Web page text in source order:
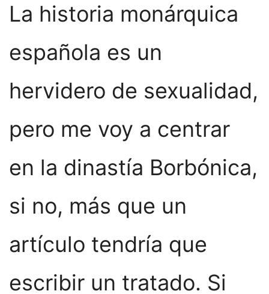
La historia monárquica
española es un
hervidero de sexualidad,
pero me voy a centrar
en la dinastía Borbónica,
si no, más que un
artículo tendría que
escribir un tratado. Si